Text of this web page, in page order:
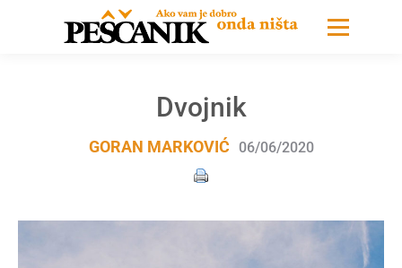
Dvojnik
GORAN MARKOVIĆ 06/06/2020